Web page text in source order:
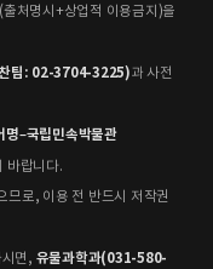
처명시+상업적 이용금지)을
팀: 02-3704-3225)과 사전
명–국립민속박물관
바랍니다.
므로, 이용 전 반드시 저작권
면, 유물과학과(031-580-